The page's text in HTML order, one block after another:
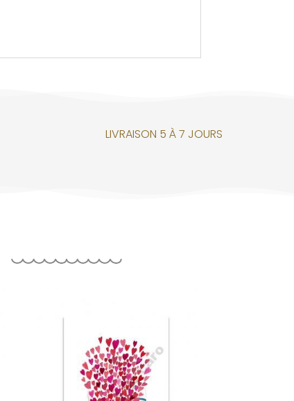
LIVRAISON 5 À 7 JOURS